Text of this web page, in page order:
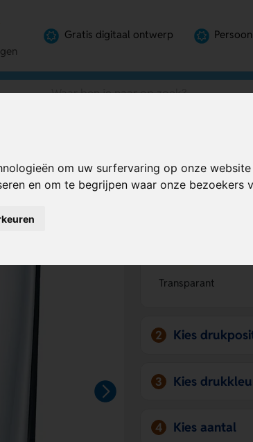
om uw surfervaring op onze
en om te begrijpen waar onze bezoekers
Gratis digitaal ontwerp
Bereken mijn
Transparant
2 Kies
3 Kies
4 Kies aantal